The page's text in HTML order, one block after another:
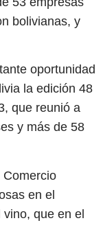
bolivianas, y
oportunidad
la edición 48
que reunió a
y más de 58
Comercio
en el
que en el